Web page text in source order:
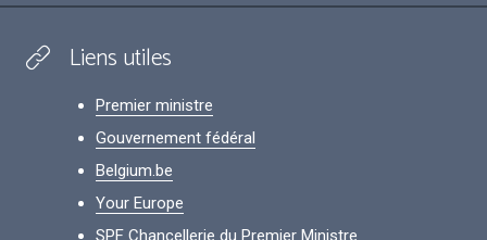
Liens utiles
Premier ministre
Gouvernement fédéral
Belgium.be
Your Europe
SPF Chancellerie du Premier Ministre